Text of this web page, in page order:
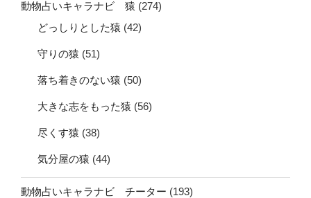
動物占いキャラナビ 猿 (274)
どっしりとした猿 (42)
守りの猿 (51)
落ち着きのない猿 (50)
大きな志をもった猿 (56)
尽くす猿 (38)
気分屋の猿 (44)
動物占いキャラナビ チーター (193)